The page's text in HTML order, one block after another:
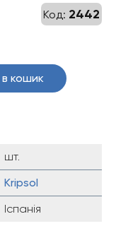
Код: 2442
кошик
шт.
Kripsol
Іспанія